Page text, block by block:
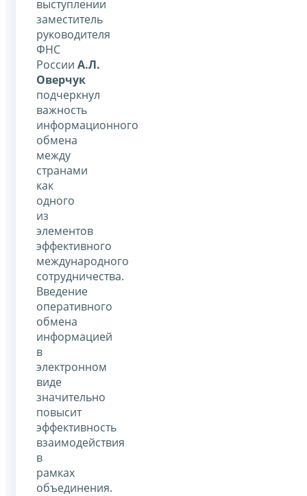
выступлении
заместитель
руководителя
ФНС
России А.Л.
Оверчук
подчеркнул
важность
информационного
обмена
между
странами
как
одного
из
элементов
эффективного
международного
сотрудничества.
Введение
оперативного
обмена
информацией
в
электронном
виде
значительно
повысит
эффективность
взаимодействия
в
рамках
объединения.